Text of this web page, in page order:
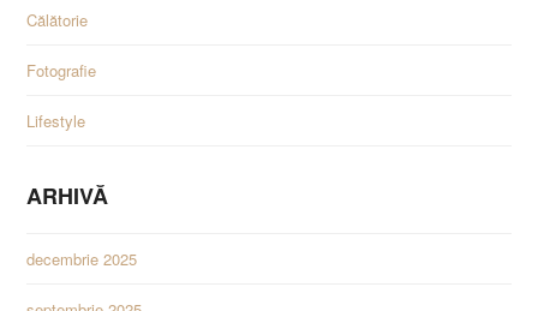
Călătorie
Fotografie
Lifestyle
ARHIVĂ
decembrie 2025